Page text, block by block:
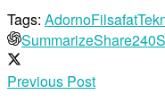
Tags: AdornoFilsafat
SummarizeShare240
Previous Post